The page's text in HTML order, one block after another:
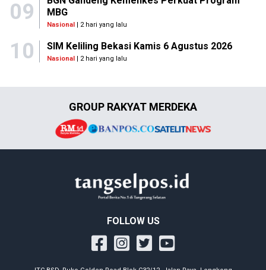
09
MBG
Nasional| 2 hari yang lalu
10 SIM Keliling Bekasi Kamis 6 Agustus 2026
Nasional | 2 hari yang lalu
GROUP RAKYAT MERDEKA
FOLLOW US